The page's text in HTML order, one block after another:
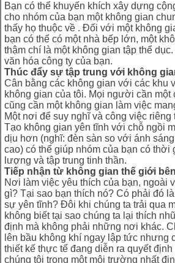
Bạn có thể khuyến khích xây dựng
cho nhóm của bạn một không gian
thấy họ thuộc về . Đối với một không
bạn có thể có một nhà bếp lớn, một
thậm chí là một không gian tập thể
văn hóa công ty của bạn.
Thúc đẩy sự tập trung với không
Cân bằng các không gian với các khu
không gian của tôi. Mọi người cần
cũng cần một không gian làm việc
Một nơi để suy nghĩ và công việc riêng
Tạo không gian yên tĩnh với chỗ ngồi
dịu hơn (nghĩ: đèn sàn so với ánh
cao) có thể giúp nhóm của bạn có thời
lượng và tập trung tinh thần.
Tiếp nhận từ không gian thế giới
Nơi làm việc yêu thích của bạn, ngoài
gì? Tại sao bạn thích nó? Có phải đó
sự yên tĩnh? Đôi khi chúng ta trải qua
không biết tại sao chúng ta lại thích
định mà không phải những nơi khác.
lên bầu không khí ngay lập tức nhưng
thiết kế thực tế đang diễn ra quyết
chúng tôi trong một môi trường nhất